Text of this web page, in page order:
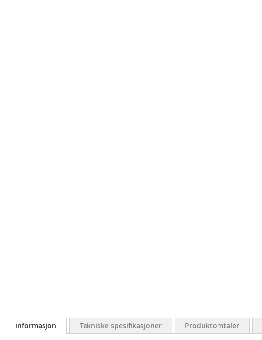
informasjon Tekniske spesifikasjoner Produktomtaler